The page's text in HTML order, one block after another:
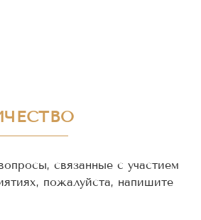
связанные с участием
пожалуйста, напишите